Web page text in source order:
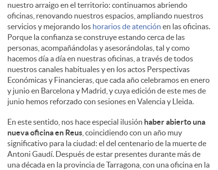
nuestro arraigo en el territorio: continuamos abriendo
oficinas, renovando nuestros espacios, ampliando nuestros
servicios y mejorando los horarios de atención en las oficinas.
Porque la confianza se construye estando cerca de las
personas, acompañándolas y asesorándolas, tal y como
hacemos día a día en nuestras oficinas, a través de todos
nuestros canales habituales y en los actos Perspectivas
Económicas y Financieras, que cada año celebramos en enero
y junio en Barcelona y Madrid, y cuya edición de este mes de
junio hemos reforzado con sesiones en Valencia y Lleida.
En este sentido, nos hace especial ilusión haber abierto una
nueva oficina en Reus , coincidiendo con un año muy
significativo para la ciudad: el del centenario de la muerte de
Antoni Gaudí. Después de estar presentes durante más de
una década en la provincia de Tarragona, con una oficina en la